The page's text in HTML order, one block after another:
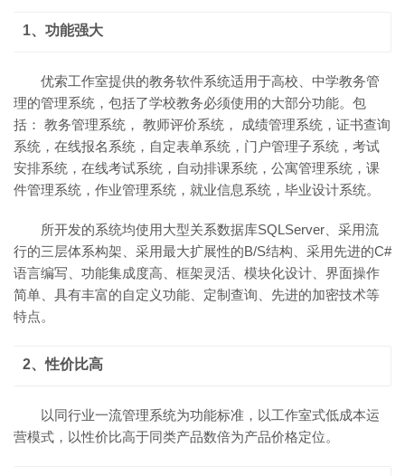
1、功能强大
优索工作室提供的教务软件系统适用于高校、中学教务管
理的管理系统，包括了学校教务必须使用的大部分功能。包
括： 教务管理系统， 教师评价系统， 成绩管理系统，证书查询
系统，在线报名系统，自定表单系统，门户管理子系统，考试
安排系统，在线考试系统，自动排课系统，公寓管理系统，课
件管理系统，作业管理系统，就业信息系统，毕业设计系统。
所开发的系统均使用大型关系数据库SQLServer、采用流
行的三层体系构架、采用最大扩展性的B/S结构、采用先进的C#
语言编写、功能集成度高、框架灵活、模块化设计、界面操作
简单、具有丰富的自定义功能、定制查询、先进的加密技术等
特点。
2、性价比高
以同行业一流管理系统为功能标准，以工作室式低成本运
营模式，以性价比高于同类产品数倍为产品价格定位。